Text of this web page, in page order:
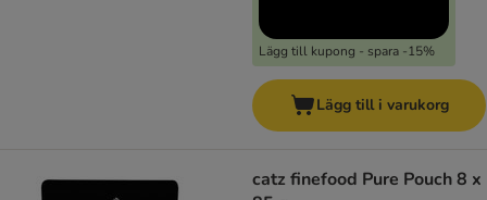
Lägg till kupong - spara -15%
Lägg till i varukorg
catz finefood Pure Pouch 8 x